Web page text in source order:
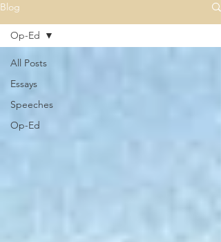
Blog
All Posts
Essays
Speeches
Op-Ed
Op-Ed